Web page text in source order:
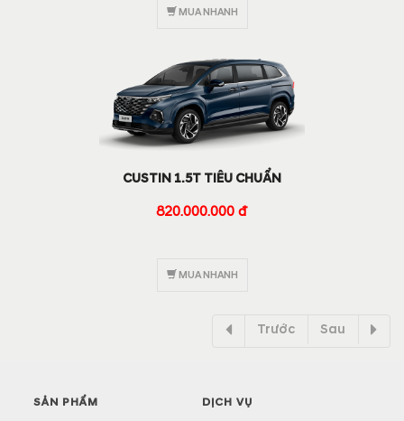
MUA NHANH
CUSTIN 1.5T TIÊU CHUẨN
820.000.000 đ
MUA NHANH
Trước Sau
SẢN PHẨM DỊCH VỤ